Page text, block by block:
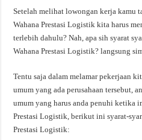
Setelah melihat lowongan kerja kamu
Wahana Prestasi Logistik kita harus
terlebih dahulu? Nah, apa sih syarat
Wahana Prestasi Logistik? langsung
Tentu saja dalam melamar pekerjaan
umum yang ada perusahaan tersebut,
umum yang harus anda penuhi ketika
Prestasi Logistik, berikut ini syarat-
Prestasi Logistik: